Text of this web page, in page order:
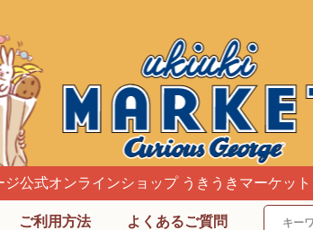
ジ公式オンラインショップ うきうきマーケット
ご利用方法 よくあるご質問